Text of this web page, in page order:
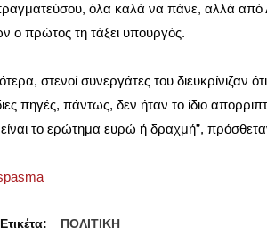
όλα καλά να πάνε, αλλά από
ο πρώτος τη τάξει υπουργός.
στενοί συνεργάτες του
πηγές, πάντως, δεν ήταν το ίδιο
το ερώτημα ευρώ ή δραχμή”,
Ετικέτα: ΠΟΛΙΤΙΚΗ